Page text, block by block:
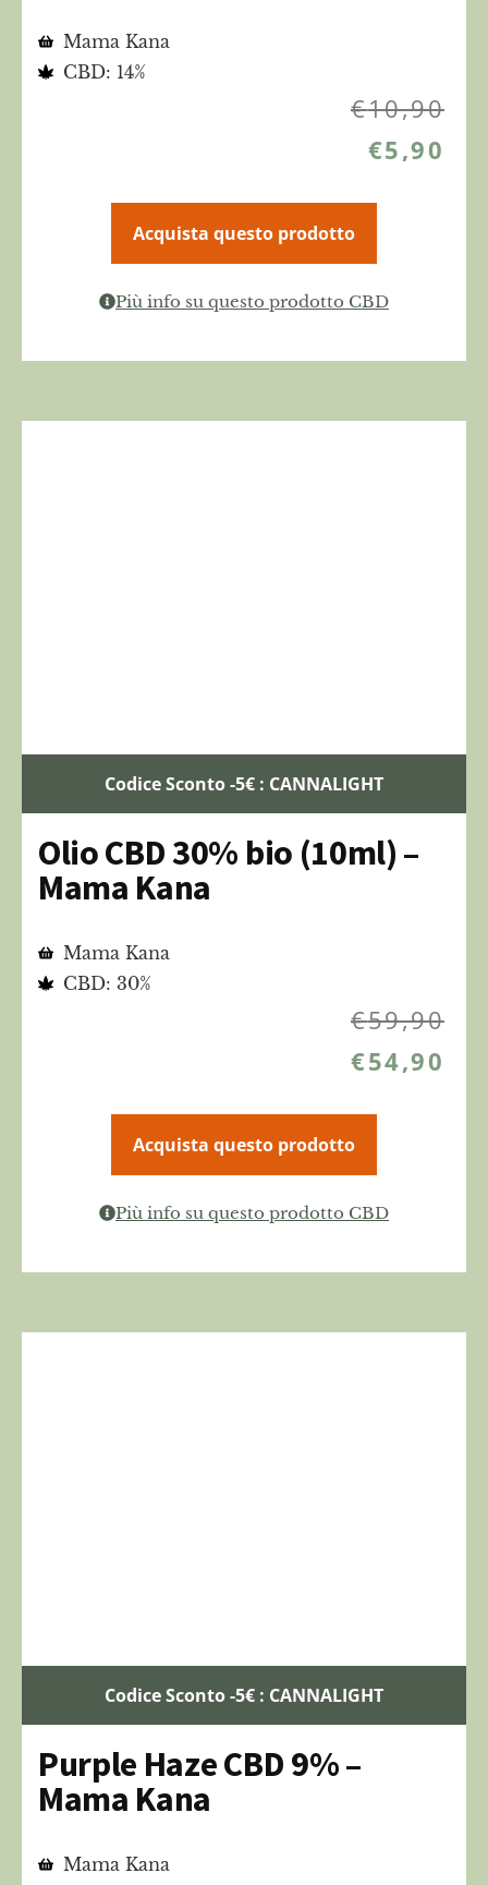
Mama Kana
CBD: 14%
€10,90
€5,90
Acquista questo prodotto
Più info su questo prodotto CBD
Codice Sconto -5€ : CANNALIGHT
Olio CBD 30% bio (10ml) –
Mama Kana
Mama Kana
CBD: 30%
€59,90
€54,90
Acquista questo prodotto
Più info su questo prodotto CBD
Codice Sconto -5€ : CANNALIGHT
Purple Haze CBD 9% –
Mama Kana
Mama Kana